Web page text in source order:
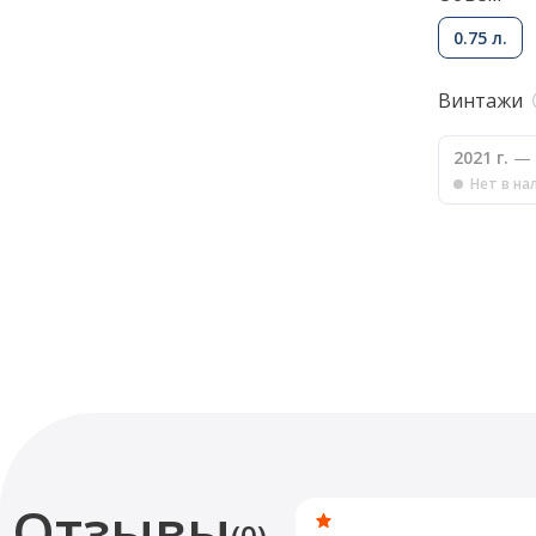
0.75 л.
Винтажи
2021 г. —
Нет в